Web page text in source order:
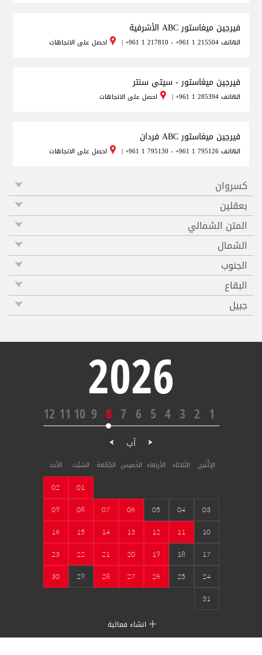
فيرجين ميغاستور ABC الأشرفية
الهاتف+961 1 217810 - +961 1 215504
| احصل على الاتجاهات
فيرجين ميغاستور - سيتي سنتر
الهاتف+961 1 285394
| احصل على الاتجاهات
فيرجين ميغاستور ABC فردان
الهاتف+961 1 795130 - +961 1 795126
| احصل على الاتجاهات
كسروان
بعقلين
المتن الشمالي
الشمال
الجنوب
البقاع
جبيل
2026
1
2
3
4
5
6
7
8
9
10
11
12
آب
الإثْنَين الثَلاثاء الأربَعاء الخَميس الجُمُعة السَبْت الأحَد
01
02
03
04
05
06
07
08
09
10
11
12
13
14
15
16
17
18
19
20
21
22
23
24
25
26
27
28
29
30
31
انشاء فعالية